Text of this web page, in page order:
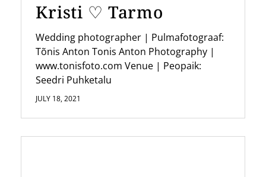
Kristi ♡ Tarmo
Wedding photographer | Pulmafotograaf:
Tõnis Anton Tonis Anton Photography |
www.tonisfoto.com Venue | Peopaik:
Seedri Puhketalu
JULY 18, 2021